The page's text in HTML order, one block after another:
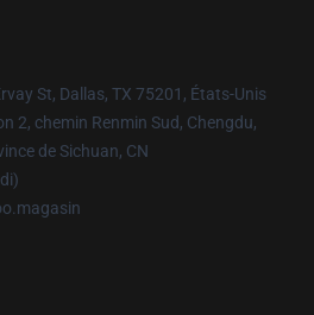
St, Dallas, TX 75201, États-Unis
2, chemin Renmin Sud, Chengdu,
de Sichuan, CN